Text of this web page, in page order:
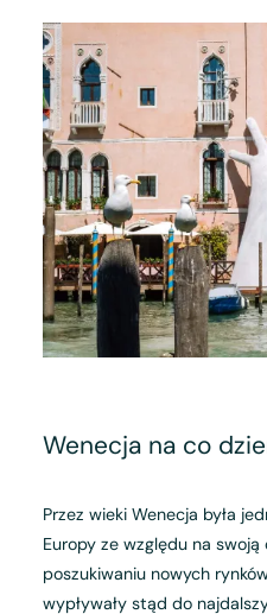
Wenecja na co
Przez wieki Wenecja była
Europy ze względu na
poszukiwaniu nowych
wypływały stąd do